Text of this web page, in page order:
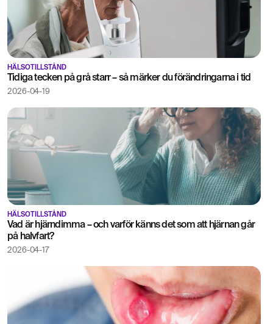
HÄLSOTILLSTÅND
Tidiga tecken på grå starr – så märker du förändringarna i tid
2026-04-19
HÄLSOTILLSTÅND
Vad är hjärndimma – och varför känns det som att hjärnan går
på halvfart?
2026-04-17